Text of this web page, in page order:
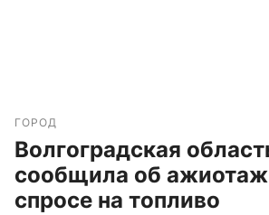
ГОРОД
Волгоградская
сообщила об
спросе на топливо